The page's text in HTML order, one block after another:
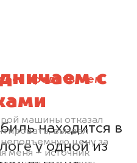
продать, чем
машины отказал
вызвал
неподъемную цену за
меня – источник
с
находится в
у одной из